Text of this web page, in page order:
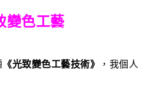
變色工藝
《光致變色工藝技術》
，我個人